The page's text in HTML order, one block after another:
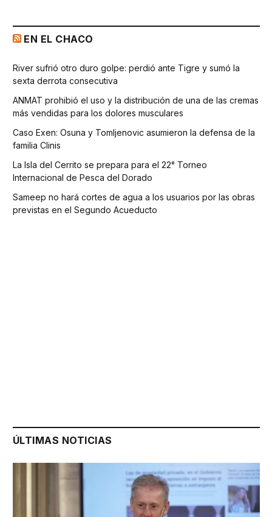
EN EL CHACO
River sufrió otro duro golpe: perdió ante Tigre y sumó la
sexta derrota consecutiva
ANMAT prohibió el uso y la distribución de una de las cremas
más vendidas para los dolores musculares
Caso Exen: Osuna y Tomljenovic asumieron la defensa de la
familia Clinis
La Isla del Cerrito se prepara para el 22° Torneo
Internacional de Pesca del Dorado
Sameep no hará cortes de agua a los usuarios por las obras
previstas en el Segundo Acueducto
ÚLTIMAS NOTICIAS